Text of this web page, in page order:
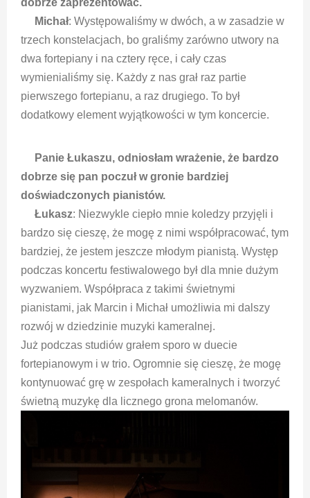
dobrze zaprezentować.
Michał: Występowaliśmy w dwóch, a w zasadzie w
trzech konstelacjach, bo graliśmy zarówno utwory na
dwa fortepiany i na cztery ręce, i cały czas
wymienialiśmy się. Każdy z nas grał raz partie
pierwszego fortepianu, a raz drugiego. To był
dodatkowy element wyjątkowości w tym koncercie.
Panie Łukaszu, odniosłam wrażenie, że bardzo
dobrze się pan poczuł w gronie bardziej
doświadczonych pianistów.
Łukasz: Niezwykle ciepło mnie koledzy przyjęli i
bardzo się cieszę, że mogę z nimi współpracować, tym
bardziej, że jestem jeszcze młodym pianistą. Występ
podczas koncertu festiwalowego był dla mnie dużym
wyzwaniem. Współpraca z takimi świetnymi
pianistami, jak Marcin i Michał umożliwia mi dalszy
rozwój w dziedzinie muzyki kameralnej.
Już podczas studiów grałem sporo w duecie
fortepianowym i w trio. Ogromnie się cieszę, że mogę
kontynuować grę w zespołach kameralnych i tworzyć
świetną muzykę dla licznego grona melomanów.